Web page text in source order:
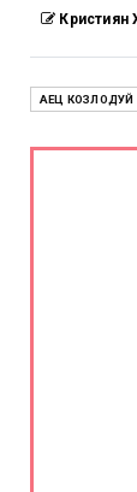
Кристиян
АЕЦ КОЗЛОДУЙ